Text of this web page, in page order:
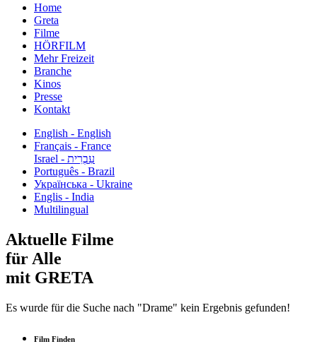
Home
Greta
Filme
HÖRFILM
Mehr Freizeit
Branche
Kinos
Presse
Kontakt
English - English
Français - France
עִבְרִית - Israel
Português - Brazil
Українська - Ukraine
Englis - India
Multilingual
Aktuelle Filme
für Alle
mit GRETA
Es wurde für die Suche nach "Drame" kein Ergebnis gefunden!
Film Finden